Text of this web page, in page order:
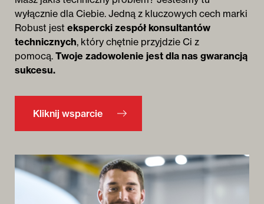
wyłącznie dla Ciebie. Jedną z kluczowych cech marki
Robust jest ekspercki zespół konsultantów
technicznych, który chętnie przyjdzie Ci z
pomocą. Twoje zadowolenie jest dla nas gwarancją
sukcesu.
Kliknij wsparcie